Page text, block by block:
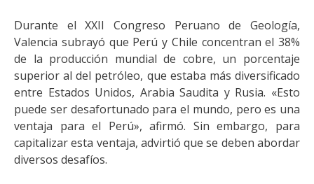
Durante el XXII Congreso Peruano de Geología,
Valencia subrayó que Perú y Chile concentran el 38%
de la producción mundial de cobre, un porcentaje
superior al del petróleo, que estaba más diversificado
entre Estados Unidos, Arabia Saudita y Rusia. «Esto
puede ser desafortunado para el mundo, pero es una
ventaja para el Perú», afirmó. Sin embargo, para
capitalizar esta ventaja, advirtió que se deben abordar
diversos desafíos.